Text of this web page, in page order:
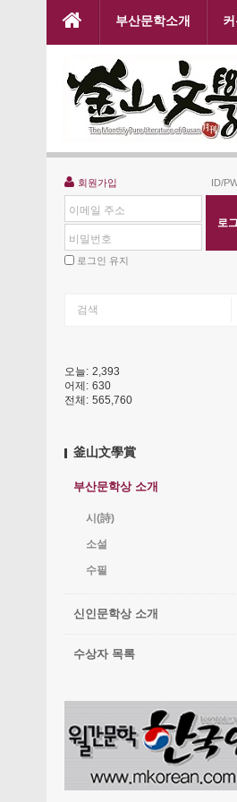
본문으로 바로가기
부산문학소개
회원가입 ID/
이메일 주소
비밀번호
로그인 유지
오늘: 2,393
어제: 630
전체: 565,760
釜山文學賞
부산문학상 소개
시(詩)
소설
수필
신인문학상 소개
수상자 목록
Sketchbook5, 스
Sketchbook5, 스케